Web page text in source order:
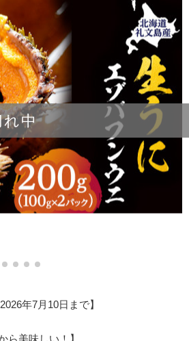
れ中
年7月10日まで】
ら美味しい！】